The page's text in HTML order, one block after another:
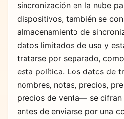
sincronización en la nube
dispositivos, también se
almacenamiento de
datos limitados de uso y
tratarse por separado,
esta política. Los datos de
nombres, notas, precios,
precios de venta— se cifran
antes de enviarse por una